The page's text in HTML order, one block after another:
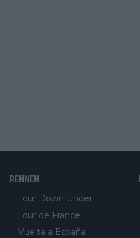
RENNEN
Tour Down Under
Tour de France
Vuelta a España